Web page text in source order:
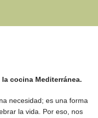
cocina Mediterránea.
necesidad; es una forma
la vida. Por eso, nos